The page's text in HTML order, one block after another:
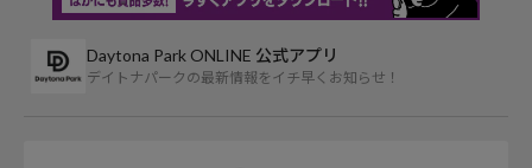
Daytona Park ONLINE 公式アプリ
デイトナパークの最新情報をイチ早くお知らせ！